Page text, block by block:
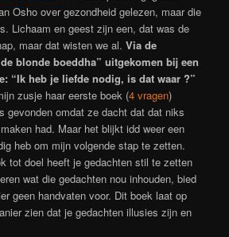
Osho over gezondheid gelezen, maar die
Lichaam en geest zijn een, dat was de
maar dat wisten we al.Via de
blonde boeddha” uitgekomen bij een
“Ik heb je liefde nodig, is dat waar ?”
zusje haar eerste boek (4 vragen)
gevonden omdat ze dacht dat dat niks
had. Maar het blijkt idd weer een
heb om mijn volgende stap te zetten.
tot doel heeft je gedachten stil te zetten
wat die gedachten nou inhouden, bied
geen handvaten voor. Dit boek laat op
zien dat je gedachten illusies zijn en